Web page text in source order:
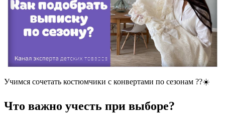
Учимся сочетать костюмчики с конвертами по сезонам ??☀️
Что важно учесть при выборе?